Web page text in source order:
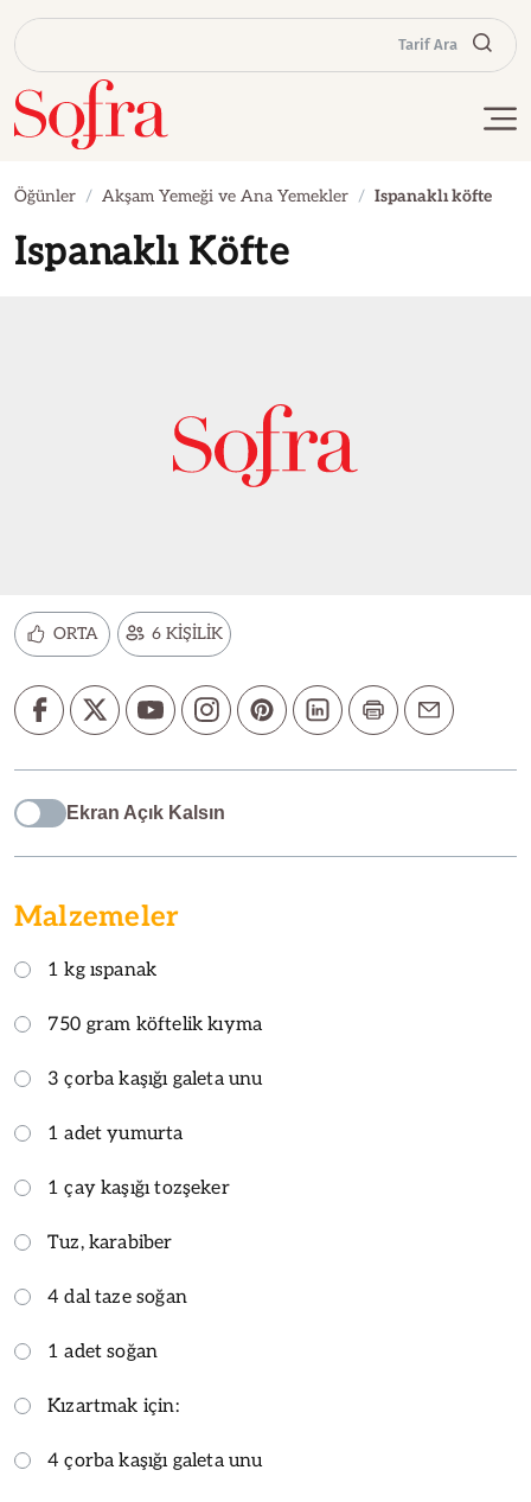
Tarif Ara
Öğünler Akşam Yemeği ve Ana Yemekler Ispanaklı köfte
Ispanaklı Köfte
ORTA 6 KİŞİLİK
Ekran Açık Kalsın
Malzemeler
1 kg ıspanak
750 gram köftelik kıyma
3 çorba kaşığı galeta unu
1 adet yumurta
1 çay kaşığı tozşeker
Tuz, karabiber
4 dal taze soğan
1 adet soğan
Kızartmak için:
4 çorba kaşığı galeta unu